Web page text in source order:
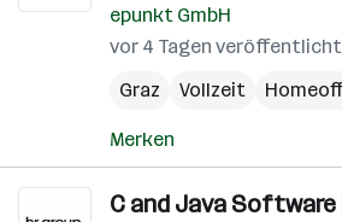
epunkt GmbH
vor 4 Tagen veröffentlicht
Graz
Vollzeit
Merken
C and Java Software